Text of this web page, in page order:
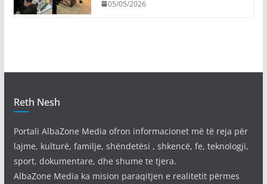
05/05/2026
Reth Nesh
Portali AlbaZone Media ofron informacionet më të reja për
lajme, kulturë, familje, shëndetësi , shkencë, fe, teknologji,
sport, dokumentare, dhe shume te tjera.
AlbaZone Media ka mision paraqitjen e realitetit përmes